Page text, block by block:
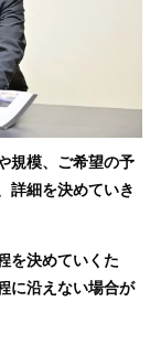
規模、ご希望の予
詳細を決めていき
を決めていくた
に沿えない場合が